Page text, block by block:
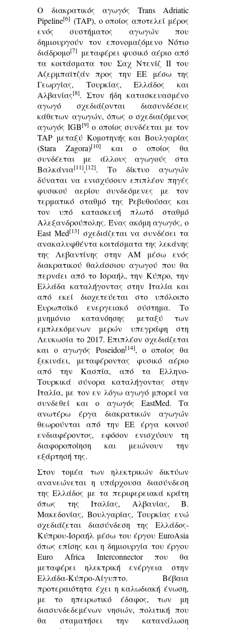
Ο διακρατικός αγωγός Trans Adriatic
Pipeline[6] (TAP), ο οποίος αποτελεί μέρος
ενός συστήματος αγωγών που
δημιουργούν τον επονομαζόμενο Νότιο
διάδρομο[7]
μεταφέρει φυσικό αέριο από
τα κοιτάσματα του Σαχ Ντενίζ ΙΙ του
Αζερμπαϊτζάν προς την ΕΕ μέσω της
Γεωργίας, Τουρκίας, Ελλάδος και
Αλβανίας[8]. Στον ήδη κατασκευασμένο
αγωγό σχεδιάζονται διασυνδέσεις
κάθετων αγωγών, όπως ο σχεδιαζόμενος
αγωγός IGB[9] ο οποίος συνδέεται με τον
TAP μεταξύ Κομοτηνής και Βουλγαρίας
(Stara Zagora)[10]
και ο οποίος θα
συνδέεται με άλλους αγωγούς στα
Βαλκάνια[11],[12]. Το δίκτυο αγωγών
δύναται να ενισχύσουν επιπλέον πηγές
φυσικού αερίου συνδεόμενες με τον
τερματικό σταθμό της Ρεβυθούσας και
τον υπό κατασκευή πλωτό σταθμό
Αλεξανδρούπολης. Ένας ακόμη αγωγός, ο
East Med[13] σχεδιάζεται να συνδέσει τα
ανακαλυφθέντα κοιτάσματα της λεκάνης
της Λεβαντίνης στην ΑΜ μέσω ενός
διακρατικού θαλάσσιου αγωγού που θα
περνάει από το Ισραήλ, την Κύπρο, την
Ελλάδα καταλήγοντας στην Ιταλία και
από εκεί διοχετεύεται στο υπόλοιπο
Ευρωπαϊκό ενεργειακό σύστημα. Το
μνημόνιο κατανόησης μεταξύ των
εμπλεκόμενων μερών υπεγράφη στη
Λευκωσία το 2017. Επιπλέον σχεδιάζεται
και ο αγωγός Poseidon[14], ο οποίος θα
ξεκινάει, μεταφέροντας φυσικό αέριο
από την Κασπία, από τα Ελληνο-
Τουρκικά σύνορα καταλήγοντας στην
Ιταλία, με τον εν λόγω αγωγό μπορεί να
συνδεθεί και ο αγωγός EastMed. Τα
ανωτέρω έργα διακρατικών αγωγών
θεωρούνται από την ΕΕ έργα κοινού
ενδιαφέροντος, εφόσον ενισχύουν τη
διαφοροποίηση και μειώνουν την
εξάρτησή της.
Στον τομέα των ηλεκτρικών δικτύων
ανανεώνεται η υπάρχουσα διασύνδεση
της Ελλάδος με τα περιφερειακά κράτη
όπως της Ιταλίας, Αλβανίας, Β.
Μακεδονίας, Βουλγαρίας, Τουρκίας ενώ
σχεδιάζεται διασύνδεση της Ελλάδος-
Κύπρου-Ισραήλ μέσω του έργου EuroAsia
όπως επίσης και η δημιουργία του έργου
Euro Africa Interconnector που θα
μεταφέρει ηλεκτρική ενέργεια στην
Ελλάδα-Κύπρο-Αίγυπτο. Βέβαια
προτεραιότητα έχει η καλωδιακή ένωση,
με το ηπειρωτικό έδαφος, των μη
διασυνδεδεμένων νησιών, πολιτική που
θα σταματήσει την κατανάλωση